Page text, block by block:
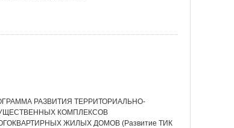
РАЗВИТИЯ ТЕРРИТОРИАЛЬНО-
КОМПЛЕКСОВ
ЖИЛЫХ ДОМОВ (Развитие ТИК